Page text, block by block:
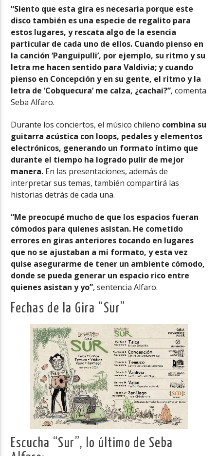
“Siento que esta gira es necesaria porque este
disco también es una especie de regalito para
estos lugares, y rescata algo de la esencia
particular de cada uno de ellos. Cuando pienso en
la canción ‘Panguipulli’, por ejemplo, su ritmo y su
letra me hacen sentido para Valdivia; y cuando
pienso en Concepción y en su gente, el ritmo y la
letra de ‘Cobquecura’ me calza, ¿cachai?”, comenta
Seba Alfaro.
Durante los conciertos, el músico chileno combina su
guitarra acústica con loops, pedales y elementos
electrónicos, generando un formato íntimo que
durante el tiempo ha logrado pulir de mejor
manera. En las presentaciones, además de
interpretar sus temas, también compartirá las
historias detrás de cada una.
“Me preocupé mucho de que los espacios fueran
cómodos para quienes asistan. He cometido
errores en giras anteriores tocando en lugares
que no se ajustaban a mi formato, y esta vez
quise asegurarme de tener un ambiente cómodo,
donde se pueda generar un espacio rico entre
quienes asistan y yo”, sentencia Alfaro.
Fechas de la Gira “Sur”
Escucha “Sur”, lo último de Seba